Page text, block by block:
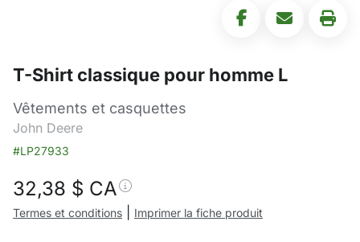
T-Shirt classique pour homme L
Vêtements et casquettes
John Deere
#LP27933
32,38 $ CA
Termes et conditions Imprimer la fiche produit